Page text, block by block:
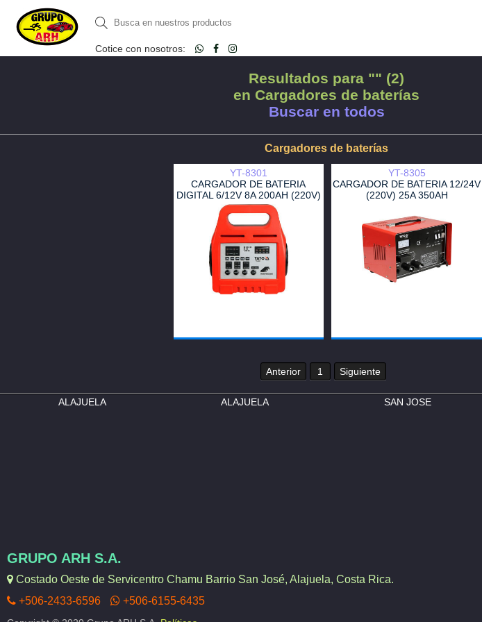
Cotice con nosotros:
Resultados para "" (2)
en Cargadores de baterías
Buscar en todos
Cargadores de baterías
YT-8301
CARGADOR DE BATERIA
DIGITAL 6/12V 8A 200AH (220V)
YT-8305
CARGADOR DE BATERIA 12/24V
(220V) 25A 350AH
Anterior 1 Siguiente
ALAJUELA ALAJUELA SAN JOSE
GRUPO ARH S.A.
Costado Oeste de Servicentro Chamu Barrio San José, Alajuela, Costa Rica.
+506-2433-6596
+506-6155-6435